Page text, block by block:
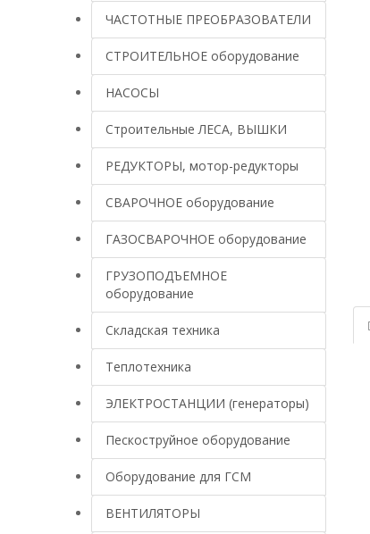
ЧАСТОТНЫЕ ПРЕОБРАЗОВАТЕЛИ
СТРОИТЕЛЬНОЕ оборудование
НАСОСЫ
Строительные ЛЕСА, ВЫШКИ
РЕДУКТОРЫ, мотор-редукторы
СВАРОЧНОЕ оборудование
ГАЗОСВАРОЧНОЕ оборудование
ГРУЗОПОДЪЕМНОЕ
оборудование
Складская техника
Теплотехника
ЭЛЕКТРОСТАНЦИИ (генераторы)
Пескоструйное оборудование
Оборудование для ГСМ
ВЕНТИЛЯТОРЫ